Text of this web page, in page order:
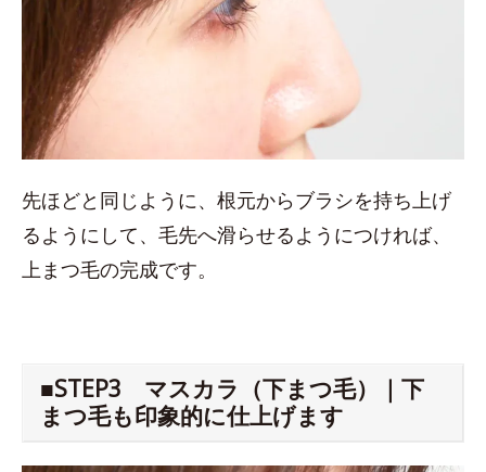
先ほどと同じように、根元からブラシを持ち上げ
るようにして、毛先へ滑らせるようにつければ、
上まつ毛の完成です。
■STEP3 マスカラ（下まつ毛）｜下
まつ毛も印象的に仕上げます